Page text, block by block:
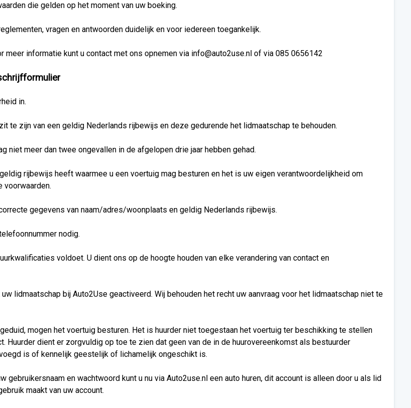
die gelden op het moment van uw boeking.
vragen en antwoorden duidelijk en voor iedereen toegankelijk.
informatie kunt u contact met ons opnemen via info@auto2use.nl of via 085 0656142
in.
te zijn van een geldig Nederlands rijbewijs en deze gedurende het lidmaatschap te behouden.
niet meer dan twee ongevallen in de afgelopen drie jaar hebben gehad.
rijbewijs heeft waarmee u een voertuig mag besturen en het is uw eigen verantwoordelijkheid om
voorwaarden.
gegevens van naam/adres/woonplaats en geldig Nederlands rijbewijs.
nodig.
voldoet. U dient ons op de hoogte houden van elke verandering van contact en
lidmaatschap bij Auto2Use geactiveerd. Wij behouden het recht uw aanvraag voor het lidmaatschap niet te
mogen het voertuig besturen. Het is huurder niet toegestaan het voertuig ter beschikking te stellen
Huurder dient er zorgvuldig op toe te zien dat geen van de in de huurovereenkomst als bestuurder
is of kennelijk geestelijk of lichamelijk ongeschikt is.
en wachtwoord kunt u nu via Auto2use.nl een auto huren, dit account is alleen door u als lid
maakt van uw account.